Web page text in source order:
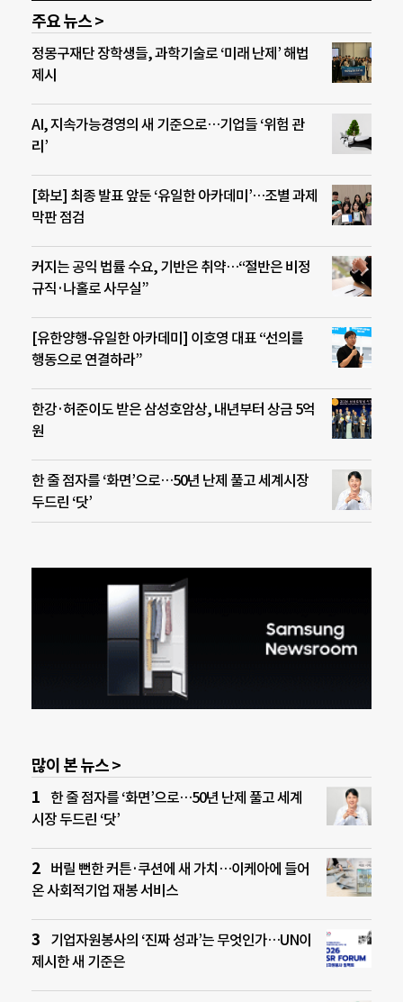
주요 뉴스 >
정몽구재단 장학생들, 과학기술로 ‘미래 난제’ 해법
제시
AI, 지속가능경영의 새 기준으로…기업들 ‘위험 관
리’
[화보] 최종 발표 앞둔 ‘유일한 아카데미’…조별 과제
막판 점검
커지는 공익 법률 수요, 기반은 취약…“절반은 비정
규직·나홀로 사무실”
[유한양행-유일한 아카데미] 이호영 대표 “선의를
행동으로 연결하라”
한강·허준이도 받은 삼성호암상, 내년부터 상금 5억
원
한 줄 점자를 ‘화면’으로…50년 난제 풀고 세계시장
두드린 ‘닷’
많이 본 뉴스 >
한 줄 점자를 ‘화면’으로…50년 난제 풀고 세계
시장 두드린 ‘닷’
버릴 뻔한 커튼·쿠션에 새 가치…이케아에 들어
온 사회적기업 재봉 서비스
기업자원봉사의 ‘진짜 성과’는 무엇인가…UN이
제시한 새 기준은